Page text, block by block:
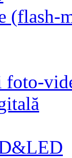
(flash-
foto-